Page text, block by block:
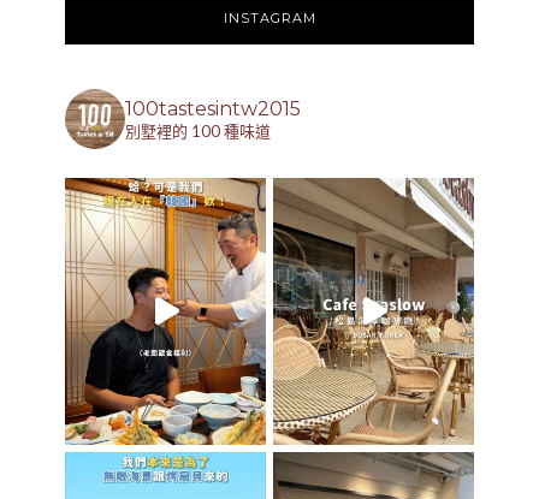
INSTAGRAM
100tastesintw2015
別墅裡的 100 種味道